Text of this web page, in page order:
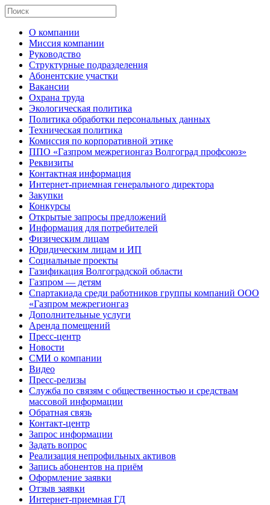
О компании
Миссия компании
Руководство
Структурные подразделения
Абонентские участки
Вакансии
Охрана труда
Экологическая политика
Политика обработки персональных данных
Техническая политика
Комиссия по корпоративной этике
ППО «Газпром межрегионгаз Волгоград профсоюз»
Реквизиты
Контактная информация
Интернет-приемная генерального директора
Закупки
Конкурсы
Открытые запросы предложений
Информация для потребителей
Физическим лицам
Юридическим лицам и ИП
Социальные проекты
Газификация Волгоградской области
Газпром — детям
Спартакиада среди работников группы компаний ООО
«Газпром межрегионгаз
Дополнительные услуги
Аренда помещений
Пресс-центр
Новости
СМИ о компании
Видео
Пресс-релизы
Служба по связям с общественностью и средствам
массовой информации
Обратная связь
Контакт-центр
Запрос информации
Задать вопрос
Реализация непрофильных активов
Запись абонентов на приём
Оформление заявки
Отзыв заявки
Интернет-приемная ГД